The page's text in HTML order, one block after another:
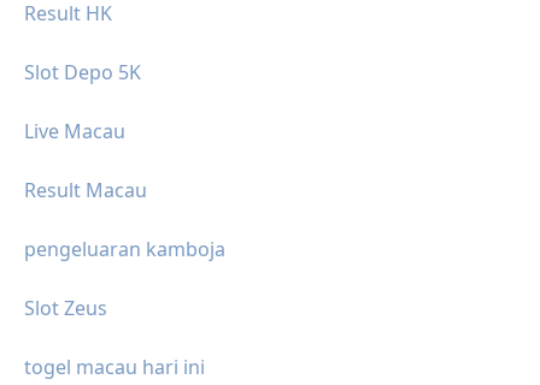
Result HK
Slot Depo 5K
Live Macau
Result Macau
pengeluaran kamboja
Slot Zeus
togel macau hari ini